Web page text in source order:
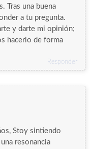
Tras una buena
a tu pregunta.
y darte mi opinión;
hacerlo de forma
Responder
Stoy sintiendo
resonancia